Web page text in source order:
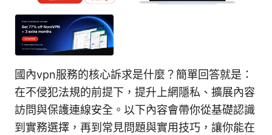
國內vpn服務的核心訴求是什麼？簡單回答就是：
在不侵犯法規的前提下，提升上網隱私、擴展內容
訪問與保護連線安全。以下內容會帶你從基礎認識
到實務選擇，再到常見問題與實用技巧，讓你能在